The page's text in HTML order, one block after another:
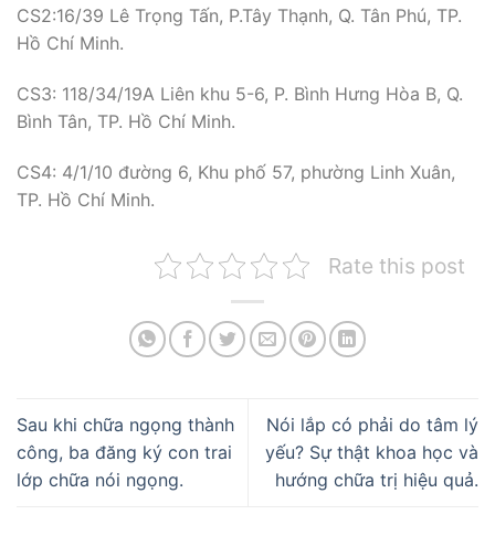
CS2:16/39 Lê Trọng Tấn, P.Tây Thạnh, Q. Tân Phú, TP.
Hồ Chí Minh.
CS3: 118/34/19A Liên khu 5-6, P. Bình Hưng Hòa B, Q.
Bình Tân, TP. Hồ Chí Minh.
CS4: 4/1/10 đường 6, Khu phố 57, phường Linh Xuân,
TP. Hồ Chí Minh.
Rate this post
Sau khi chữa ngọng thành
công, ba đăng ký con trai
lớp chữa nói ngọng.
Nói lắp có phải do tâm lý
yếu? Sự thật khoa học và
hướng chữa trị hiệu quả.